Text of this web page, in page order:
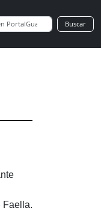
Buscar
Faella.